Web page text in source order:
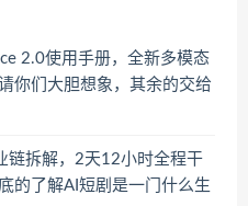
2.0使用手册，全新多模态
你们大胆想象，其余的交给
链拆解，2天12小时全程干
的了解AI短剧是一门什么生